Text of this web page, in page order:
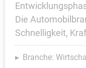
Die
Schnelligkeit,
Branche: